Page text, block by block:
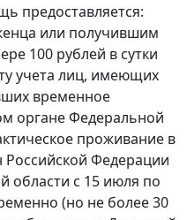
предоставляется:
или получившим
100 рублей в сутки
учета лиц, имеющих
временное
органе Федеральной
проживание в
Федерации
области с 15 июля по
(но не более 30